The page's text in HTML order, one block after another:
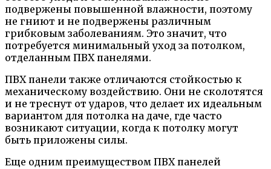
подвержены повышенной влажности, поэтому
не гниют и не подвержены различным
грибковым заболеваниям. Это значит, что
потребуется минимальный уход за потолком,
отделанным ПВХ панелями.
ПВХ панели также отличаются стойкостью к
механическому воздействию. Они не сколотятся
и не треснут от ударов, что делает их идеальным
вариантом для потолка на даче, где часто
возникают ситуации, когда к потолку могут
быть приложены силы.
Еще одним преимуществом ПВХ панелей